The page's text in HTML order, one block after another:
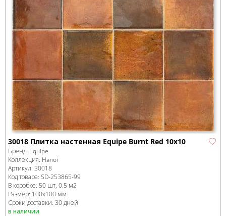
30018 Плитка настенная Equipe Burnt Red 10х10
Бренд: Equipe
Коллекция: Hanoi
Артикул: 30018
Код товара: SD-253865-99
В коробке: 50 шт, 0.5 м2
Размер: 100x100 мм
Сроки доставки: 30 дней
в наличии